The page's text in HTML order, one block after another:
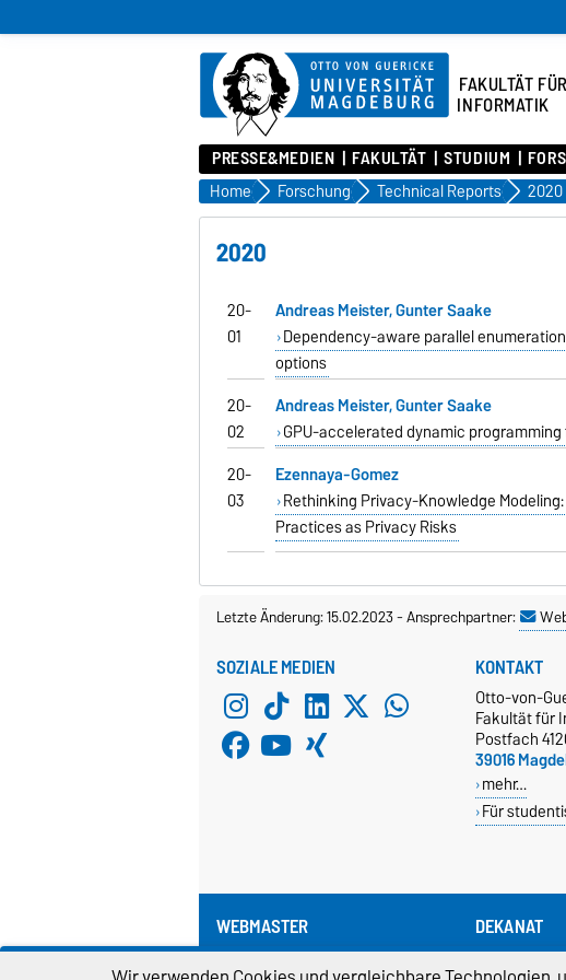
FAKULTÄT FÜR
INFORMATIK
PRESSE&MEDIEN FAKULTÄT STUDIUM
Home Forschung Technical Reports
2020
20-
01
Andreas Meister, Gunter Saake
Dependency-aware parallel
options
20-
02
Andreas Meister, Gunter Saake
GPU-accelerated dynamic
20-
03
Ezennaya-Gomez
Rethinking Privacy-Knowledge
Practices as Privacy Risks
Letzte Änderung: 15.02.2023-Ansprechpartner:
SOZIALE MEDIEN KONTAKT
Otto-von-
Fakultät für
Postfach
39016
mehr…
Für
WEBMASTER
webmaster@cs.ovgu.de
DEKANAT
fin-